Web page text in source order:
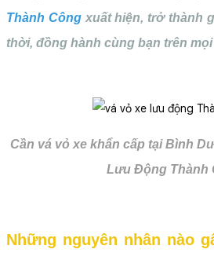
Thành Côngxuất hiện, trở thành
thời, đồng hành cùng bạn trên
Cần vá vỏ xe khẩn cấp tại Bình
Lưu Động Thành
Những nguyên nhân nào